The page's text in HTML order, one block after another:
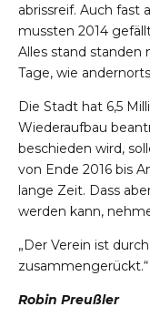
abrissreif. Auch fast
mussten 2014
Alles stand standen
Tage, wie
Die Stadt hat 6,5
Wiederaufbau
beschieden wird,
von Ende 2016 bis
lange Zeit. Dass
werden kann,
„Der Verein ist
zusammengerückt.“
Robin Preußler